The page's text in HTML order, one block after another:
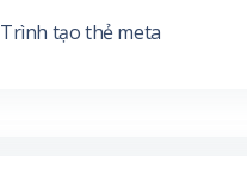
Trình tạo thẻ meta